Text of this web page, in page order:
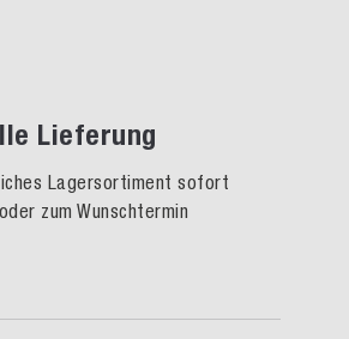
Lieferung
Lagersortiment sofort
zum Wunschtermin